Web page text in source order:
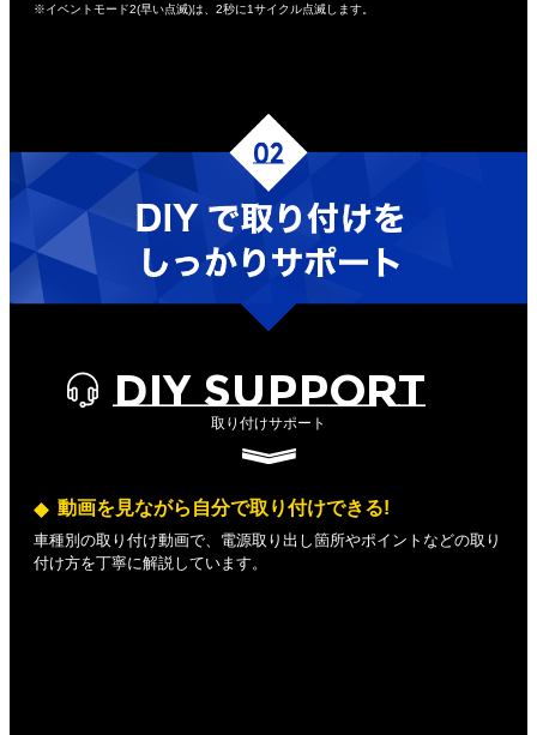
※イベントモード2(早い点滅)は、2秒に1サイクル点滅します。
DIY SUPPORT
取り付けサポート
動画を見ながら自分で取り付けできる!
車種別の取り付け動画で、電源取り出し箇所やポイントなどの取り
付け方を丁寧に解説しています。